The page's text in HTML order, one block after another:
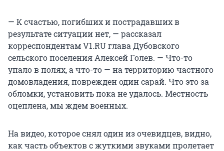
— К счастью, погибших и пострадавших в
результате ситуации нет, — рассказал
корреспондентам V1.RU глава Дубовского
сельского поселения Алексей Голев. — Что-то
упало в полях, а что-то — на территорию частного
домовладения, поврежден один сарай. Что это за
обломки, установить пока не удалось. Местность
оцеплена, мы ждем военных.
На видео, которое снял один из очевидцев, видно,
как часть объектов с жуткими звуками пролетает